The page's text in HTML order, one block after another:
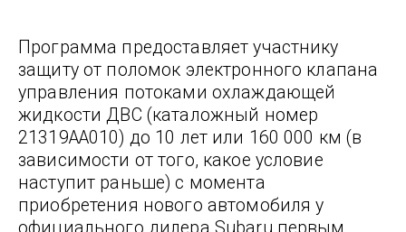
Программа предоставляет участнику
защиту от поломок электронного клапана
управления потоками охлаждающей
жидкости ДВС (каталожный номер
21319AA010) до 10 лет или 160 000 км (в
зависимости от того, какое условие
наступит раньше) с момента
приобретения нового автомобиля у
официального дилера Subaru первым